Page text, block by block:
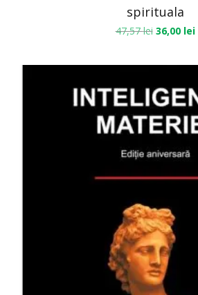
spirituala
47,57lei 36,00 lei